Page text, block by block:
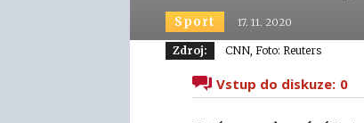
Sport 17. 11. 2020
Zdroj: CNN, Foto: Reuters
Vstup do diskuze: 0